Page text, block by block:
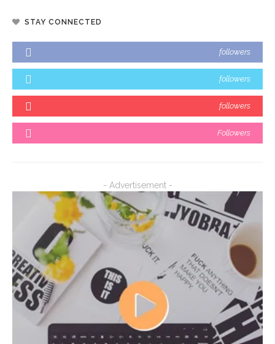
STAY CONNECTED
followers
followers
followers
Followers
- Advertisement -